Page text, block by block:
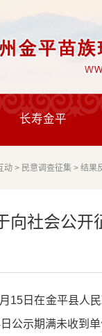
长寿金平
动 > 民意调查征集 >结果
向社会公开
15日在金平县人
公示期满未收到单